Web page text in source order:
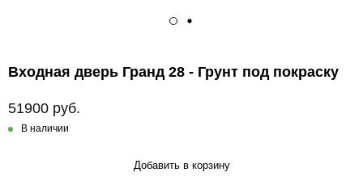
Входная дверь Гранд 28 - Грунт под покраску
51900 руб.
В наличии
Добавить в корзину